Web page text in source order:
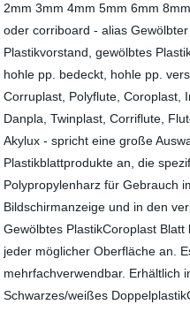
2mm 3mm 4mm 5mm 6mm
oder corriboard - alias
Plastikvorstand, gewölbtes
hohle pp. bedeckt, hohle pp.
Corruplast, Polyflute, Coroplast,
Danpla, Twinplast, Corriflute,
Akylux - spricht eine große
Plastikblattprodukte an, die
Polypropylenharz für Gebrauch
Bildschirmanzeige und in den
Gewölbtes PlastikCoroplast
jeder möglicher Oberfläche an.
mehrfachverwendbar. Erhältlich
Schwarzes/weißes